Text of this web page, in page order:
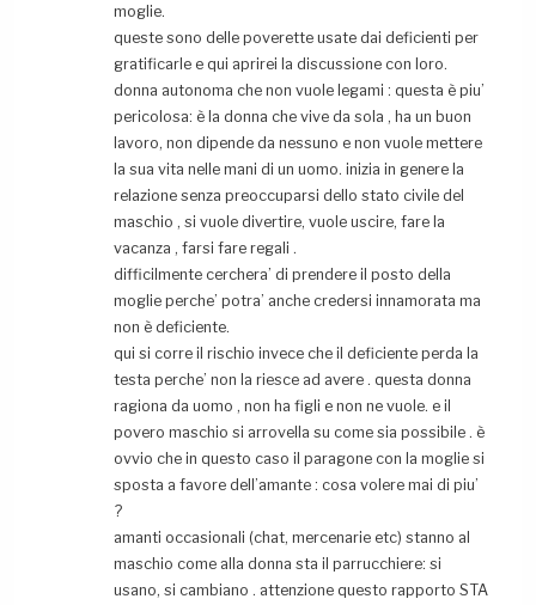
moglie.
queste sono delle poverette usate dai deficienti per
gratificarle e qui aprirei la discussione con loro.
donna autonoma che non vuole legami : questa è piu’
pericolosa: è la donna che vive da sola , ha un buon
lavoro, non dipende da nessuno e non vuole mettere
la sua vita nelle mani di un uomo. inizia in genere la
relazione senza preoccuparsi dello stato civile del
maschio , si vuole divertire, vuole uscire, fare la
vacanza , farsi fare regali .
difficilmente cerchera’ di prendere il posto della
moglie perche’ potra’ anche credersi innamorata ma
non è deficiente.
qui si corre il rischio invece che il deficiente perda la
testa perche’ non la riesce ad avere . questa donna
ragiona da uomo , non ha figli e non ne vuole. e il
povero maschio si arrovella su come sia possibile . è
ovvio che in questo caso il paragone con la moglie si
sposta a favore dell’amante : cosa volere mai di piu’
?
amanti occasionali (chat, mercenarie etc) stanno al
maschio come alla donna sta il parrucchiere: si
usano, si cambiano . attenzione questo rapporto STA